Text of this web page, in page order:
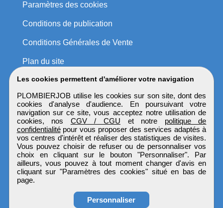
Les cookies permettent d'améliorer votre navigation
PLOMBIERJOB utilise les cookies sur son site, dont des
cookies d'analyse d'audience. En poursuivant votre
navigation sur ce site, vous acceptez notre utilisation de
cookies, nos CGV / CGU et notre politique de
confidentialitépour vous proposer des services adaptés à
vos centres d'intérêt et réaliser des statistiques de visites.
Vous pouvez choisir de refuser ou de personnaliser vos
choix en cliquant sur le bouton "Personnaliser". Par
ailleurs, vous pouvez à tout moment changer d'avis en
cliquant sur "Paramètres des cookies" situé en bas de
page.
Personnaliser
Paramètres des cookies
Conditions de publication
Conditions Générales de Vente
Plan du site